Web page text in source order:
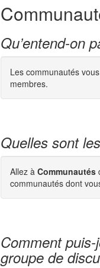
Qu’entend-on
Les communautés
membres.
Quelles sont
Allez à Communautés
communautés dont
Comment
groupe de